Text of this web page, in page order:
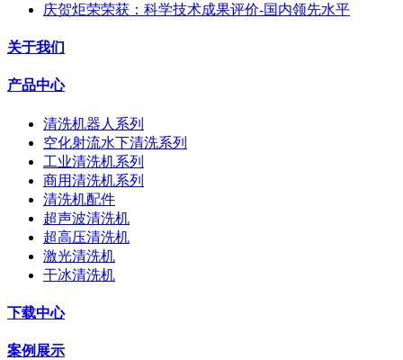
庆贺炬荣荣获：科学技术成果评价-国内领先水平
关于我们
产品中心
清洗机器人系列
空化射流水下清洗系列
工业清洗机系列
商用清洗机系列
清洗机配件
超声波清洗机
超高压清洗机
激光清洗机
干冰清洗机
下载中心
案例展示